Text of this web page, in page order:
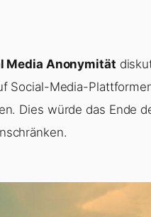
Media Anonymität
Social-Media-
Dies würde das Ende